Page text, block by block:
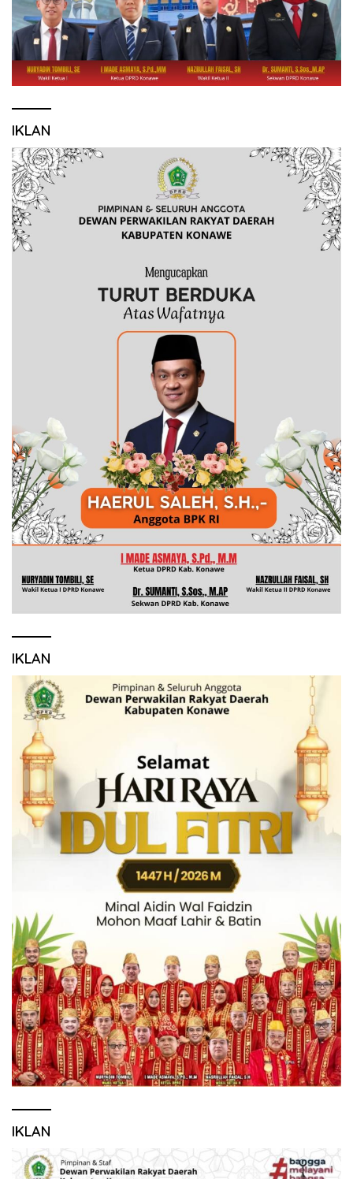
IKLAN
IKLAN
IKLAN